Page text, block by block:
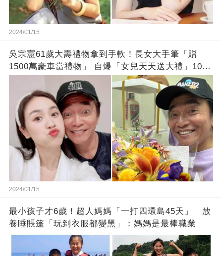
2024/01/15
吳宗憲61歲大壽禮物拿到手軟！長女大手筆「贈
1500萬豪車當禮物」 自爆「女兒天天送大禮」10年
徒弟也不甘示弱!
2024/01/15
最小孩子才6歲！超人媽媽「一打四環島45天」 放
養睡賬篷「玩到衣服都變黑」：媽媽是最棒職業